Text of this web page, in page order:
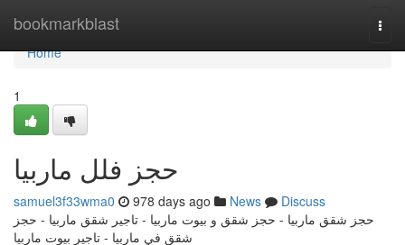
bookmarkblast
Home
Home
1
حجز فلل ماربيا
samuel3f33wma0 978 days ago News
Discuss
حجز شقق ماربيا - حجز شقق و بيوت ماربيا - تاجير شقق ماربيا - حجز
شقق في ماربيا - تاجير بيوت ماربيا